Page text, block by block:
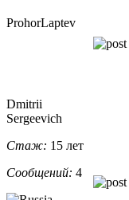
ProhorLaptev
Dmitrii
Sergeevich
Стаж: 15 лет
Сообщений: 4